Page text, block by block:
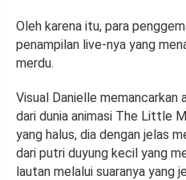
Oleh karena itu, para
penampilan live-nya yang
merdu.
Visual Danielle memancarkan
dari dunia animasi The Little
yang halus, dia dengan jelas
dari putri duyung kecil yang
lautan melalui suaranya yang